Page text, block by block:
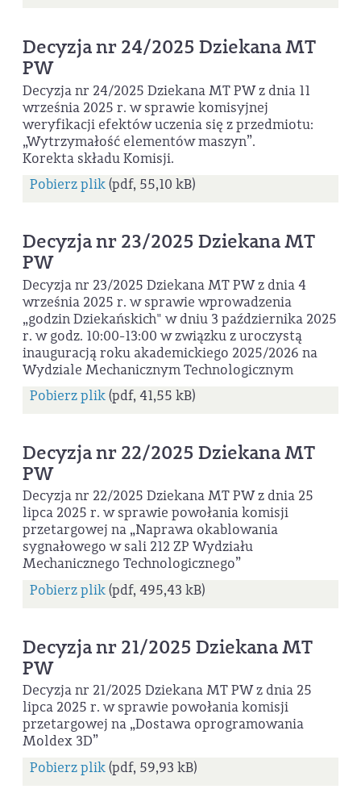
Decyzja nr 24/2025 Dziekana MT
PW
Decyzja nr 24/2025 Dziekana MT PW z dnia 11
września 2025 r. w sprawie komisyjnej
weryfikacji efektów uczenia się z przedmiotu:
„Wytrzymałość elementów maszyn”.
Korekta składu Komisji.
Pobierz plik(pdf, 55,10 kB)
Decyzja nr 23/2025 Dziekana MT
PW
Decyzja nr 23/2025 Dziekana MT PW z dnia 4
września 2025 r. w sprawie wprowadzenia
„godzin Dziekańskich" w dniu 3 października 2025
r. w godz. 10:00-13:00 w związku z uroczystą
inauguracją roku akademickiego 2025/2026 na
Wydziale Mechanicznym Technologicznym
Pobierz plik(pdf, 41,55 kB)
Decyzja nr 22/2025 Dziekana MT
PW
Decyzja nr 22/2025 Dziekana MT PW z dnia 25
lipca 2025 r. w sprawie powołania komisji
przetargowej na „Naprawa okablowania
sygnałowego w sali 212 ZP Wydziału
Mechanicznego Technologicznego”
Pobierz plik(pdf, 495,43 kB)
Decyzja nr 21/2025 Dziekana MT
PW
Decyzja nr 21/2025 Dziekana MT PW z dnia 25
lipca 2025 r. w sprawie powołania komisji
przetargowej na „Dostawa oprogramowania
Moldex 3D”
Pobierz plik(pdf, 59,93 kB)